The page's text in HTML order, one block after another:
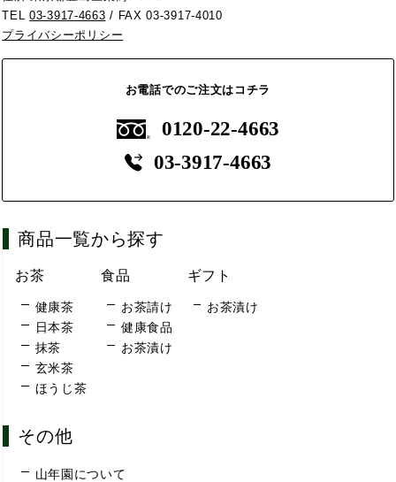
TEL03-3917-4663 / FAX 03-3917-4010
プライバシーポリシー
お電話でのご注文はコチラ
0120-22-4663
03-3917-4663
商品一覧から探す
お茶
健康茶
日本茶
抹茶
玄米茶
ほうじ茶
食品
お茶請け
健康食品
お茶漬け
ギフト
お茶漬け
その他
山年園について